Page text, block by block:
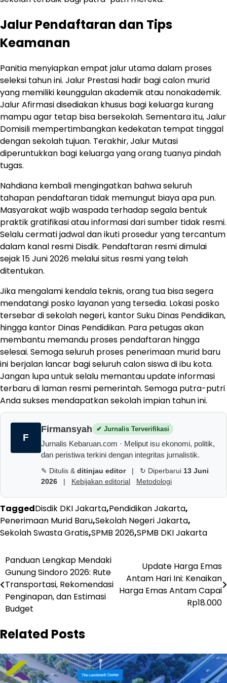
Jalur Pendaftaran dan Tips
Keamanan
Panitia menyiapkan empat jalur utama dalam proses
seleksi tahun ini. Jalur Prestasi hadir bagi calon murid
yang memiliki keunggulan akademik atau nonakademik.
Jalur Afirmasi disediakan khusus bagi keluarga kurang
mampu agar tetap bisa bersekolah. Sementara itu, Jalur
Domisili mempertimbangkan kedekatan tempat tinggal
dengan sekolah tujuan. Terakhir, Jalur Mutasi
diperuntukkan bagi keluarga yang orang tuanya pindah
tugas.
Nahdiana kembali mengingatkan bahwa seluruh
tahapan pendaftaran tidak memungut biaya apa pun.
Masyarakat wajib waspada terhadap segala bentuk
praktik gratifikasi atau informasi dari sumber tidak resmi.
Selalu cermati jadwal dan ikuti prosedur yang tercantum
dalam kanal resmi Disdik. Pendaftaran resmi dimulai
sejak 15 Juni 2026 melalui situs resmi yang telah
ditentukan.
Jika mengalami kendala teknis, orang tua bisa segera
mendatangi posko layanan yang tersedia. Lokasi posko
tersebar di sekolah negeri, kantor Suku Dinas Pendidikan,
hingga kantor Dinas Pendidikan. Para petugas akan
membantu memandu proses pendaftaran hingga
selesai. Semoga seluruh proses penerimaan murid baru
ini berjalan lancar bagi seluruh calon siswa di ibu kota.
Jangan lupa untuk selalu memantau update informasi
terbaru di laman resmi pemerintah. Semoga putra-putri
Anda sukses mendapatkan sekolah impian tahun ini.
F
Firmansyah ✔ Jurnalis Terverifikasi
Jurnalis Kebaruan.com · Meliput isu ekonomi, politik,
dan peristiwa terkini dengan integritas jurnalistik.
✎ Ditulis & ditinjau editor| ↻ Diperbarui 13 Juni
2026 | Kebijakan editorial Metodologi
TaggedDisdik DKI Jakarta,Pendidikan Jakarta,
Penerimaan Murid Baru,Sekolah Negeri Jakarta,
Sekolah Swasta Gratis,SPMB 2026,SPMB DKI Jakarta
Navigasi
pos
Panduan Lengkap Mendaki
Gunung Sindoro 2026: Rute
Transportasi, Rekomendasi
Penginapan, dan Estimasi
Budget
Update Harga Emas
Antam Hari Ini: Kenaikan
Harga Emas Antam Capai
Rp18.000
Related Posts